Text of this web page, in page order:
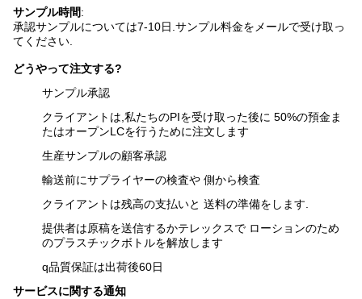
サンプル時間:
承認サンプルについては7-10日.サンプル料金をメールで受け取っ
てください.
どうやって注文する?
サンプル承認
クライアントは,私たちのPIを受け取った後に 50%の預金ま
たはオープンLCを行うために注文します
生産サンプルの顧客承認
輸送前にサプライヤーの検査や 側から検査
クライアントは残高の支払いと 送料の準備をします.
提供者は原稿を送信するかテレックスで ローションのため
のプラスチックボトルを解放します
q品質保証は出荷後60日
サービスに関する通知